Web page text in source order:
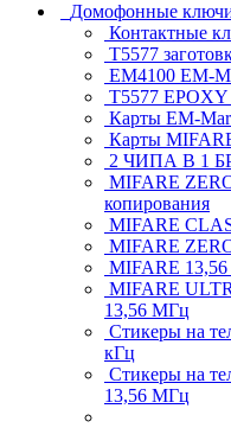
Домофонные ключи
Контактные
T5577
EM4100 EM-
T5577
Карты EM-
Карты
2 ЧИПА В 1
MIFARE
копирования
MIFARE
MIFARE
MIFARE
MIFARE
13,56 МГц
Стикеры на
кГц
Стикеры на
13,56 МГц